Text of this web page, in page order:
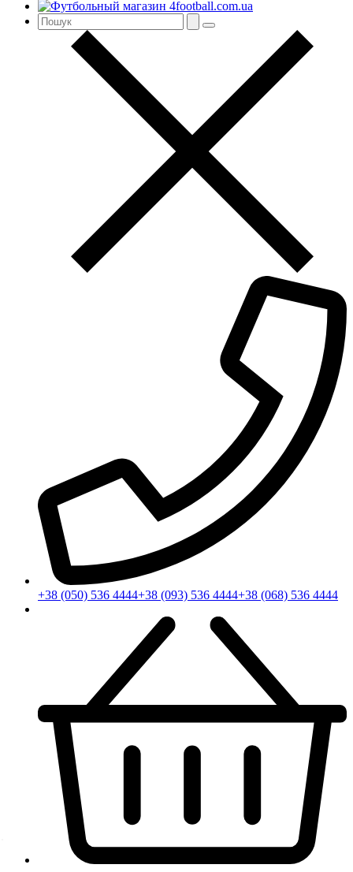
+38 (050) 536 4444+38 (093) 536 4444+38 (068) 536 4444